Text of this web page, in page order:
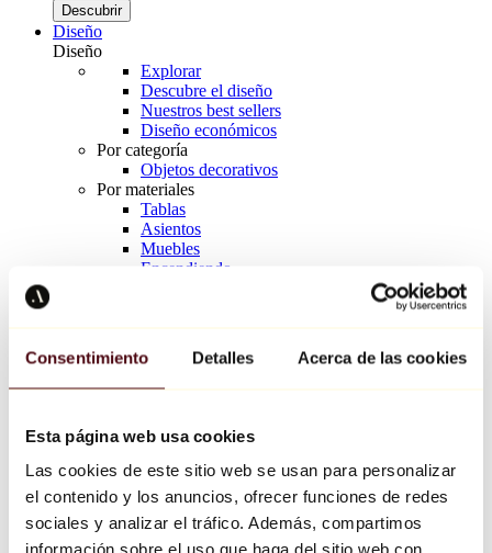
Consentimiento Detalles Acerca de las cookies
Esta página web usa cookies
Las cookies de este sitio web se usan para personalizar
el contenido y los anuncios, ofrecer funciones de redes
sociales y analizar el tráfico. Además, compartimos
información sobre el uso que haga del sitio web con
Descubrir
Diseño
Diseño
Explorar
Descubre el diseño
Nuestros best sellers
Diseño económicos
Por categoría
Objetos decorativos
Por materiales
Tablas
Asientos
Muebles
Encendiendo
Richard Orlinski
Keith Haring
Jeff Koons
Jean-Michel Basquiat
Todos los diseñadores
Obra de la semana